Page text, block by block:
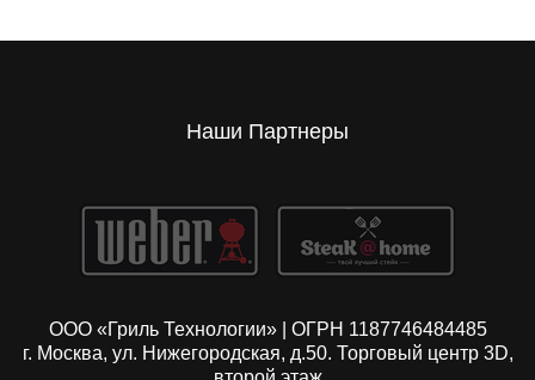
Наши Партнеры
ООО «Гриль Технологии» | ОГРН 1187746484485
г. Москва, ул. Нижегородская, д.50. Торговый центр 3D,